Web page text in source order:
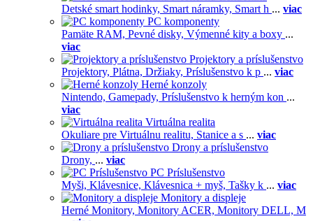
Detské smart hodinky, Smart náramky, Smart h ... viac
PC komponenty
Pamäte RAM, Pevné disky, Výmenné kity a boxy ...
viac
Projektory a príslušenstvo
Projektory, Plátna, Držiaky, Príslušenstvo k p ... viac
Herné konzoly
Nintendo, Gamepady, Príslušenstvo k herným kon ...
viac
Virtuálna realita
Okuliare pre Virtuálnu realitu, Stanice a s ... viac
Drony a príslušenstvo
Drony, ... viac
PC Príslušenstvo
Myši, Klávesnice, Klávesnica + myš, Tašky k ... viac
Monitory a displeje
Herné Monitory, Monitory ACER, Monitory DELL, M